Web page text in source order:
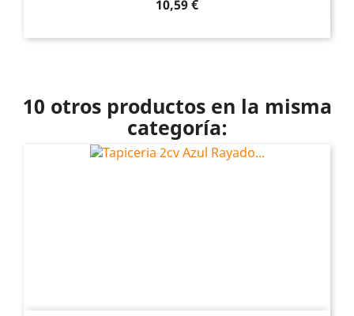
Precio
10,59 €
10 otros productos en la misma
categoría: